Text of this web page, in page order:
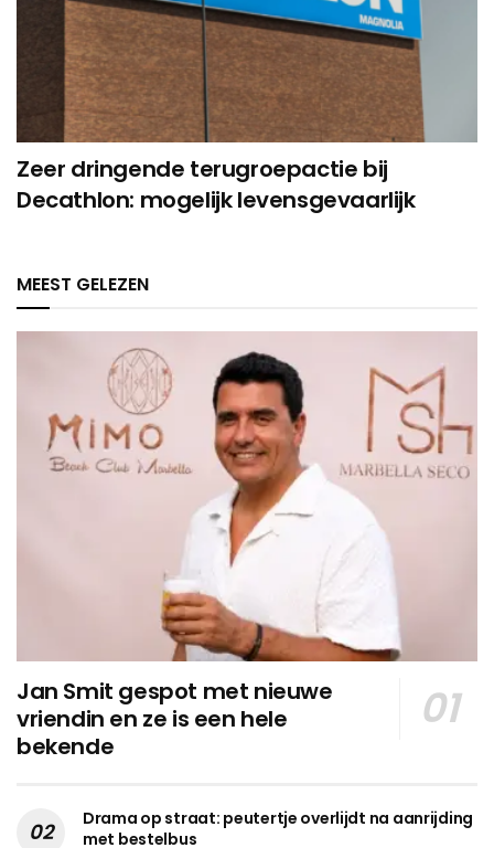
Zeer dringende terugroepactie bij
Decathlon: mogelijk levensgevaarlijk
MEEST GELEZEN
Jan Smit gespot met nieuwe
vriendin en ze is een hele
bekende
Drama op straat: peutertje overlijdt na aanrijding
met bestelbus